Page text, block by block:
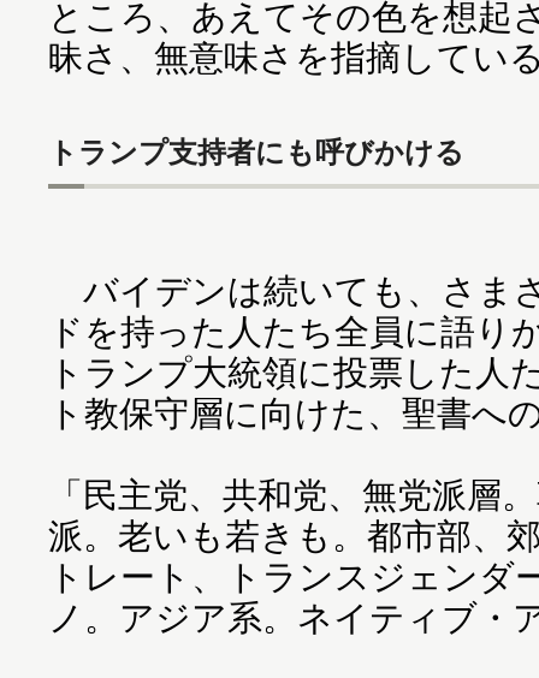
ところ、あえてその色を想起
昧さ、無意味さを指摘してい
トランプ支持者にも呼びかける
バイデンは続いても、さま
ドを持った人たち全員に語り
トランプ大統領に投票した人
ト教保守層に向けた、聖書へ
「民主党、共和党、無党派層
派。老いも若きも。都市部、
トレート、トランスジェンダ
ノ。アジア系。ネイティブ・